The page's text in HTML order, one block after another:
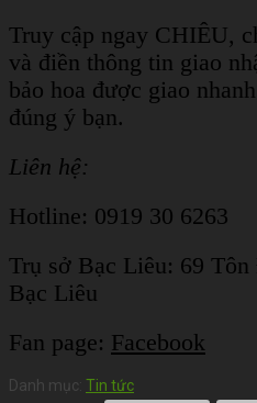
Truy cập ngay CHIÊU,
và điền thông tin giao
bảo hoa được giao
đúng ý bạn.
Liên hệ:
Hotline: 0919 30 6263
Trụ sở Bạc Liêu: 69 Tôn
Bạc Liêu
Fan page: Facebook
Danh mục: Tin tức